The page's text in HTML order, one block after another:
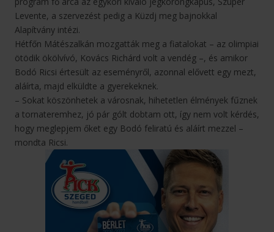
Levente, a szervezést pedig a Küzdj meg bajnokkal
Alapítvány intézi.
Hétfőn Mátészalkán mozgatták meg a fiatalokat – az olimpiai
ötödik ökölvívó, Kovács Richárd volt a vendég –, és amikor
Bodó Ricsi értesült az eseményről, azonnal elővett egy mezt,
aláírta, majd elküldte a gyerekeknek.
– Sokat köszönhetek a városnak, hihetetlen élmények fűznek
a tornateremhez, jó pár gólt dobtam ott, így nem volt kérdés,
hogy meglepjem őket egy Bodó feliratú és aláírt mezzel –
mondta Ricsi.